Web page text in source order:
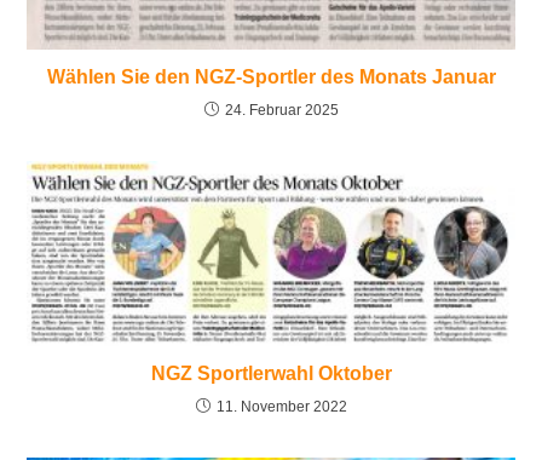
Wählen Sie den NGZ-Sportler des Monats Januar
24. Februar 2025
NGZ Sportlerwahl Oktober
11. November 2022